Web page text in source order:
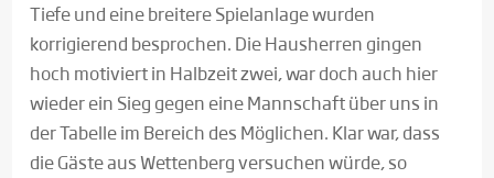
Tiefe und eine breitere Spielanlage wurden
korrigierend besprochen. Die Hausherren gingen
hoch motiviert in Halbzeit zwei, war doch auch hier
wieder ein Sieg gegen eine Mannschaft über uns in
der Tabelle im Bereich des Möglichen. Klar war, dass
die Gäste aus Wettenberg versuchen würde, so